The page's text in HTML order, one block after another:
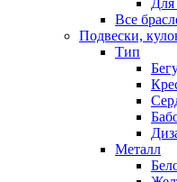
Все
Подвески,
Тип
Металл